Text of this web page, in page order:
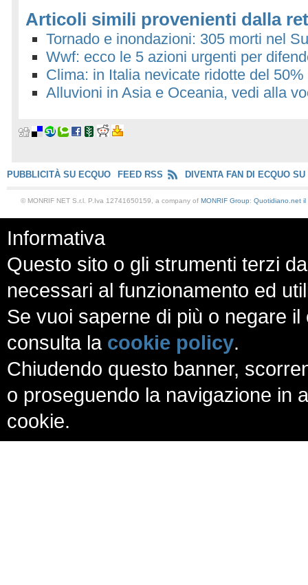
Articoli simili provenienti dalla
Tornado e inondazioni: 305 morti nel
Wwf: ecco le 5 azioni urgenti per
Clima: in Italia nevicate ridotte del 50%
Alluvioni in Asia e Oceania, vedi alla
PUBBLICITÀ SU ECQUO FEED RSS DIVENTA FAN DI ECQUO SU
© MONRIF NET S.r.l. P.Iva 12741650159, a company of MONRIF Group: Quotidiano.net il
Informativa
Questo sito o gli strumenti terzi
necessari al funzionamento ed
Se vuoi saperne di più o negare
consulta la cookie policy.
Chiudendo questo banner,
o proseguendo la navigazione in
cookie.